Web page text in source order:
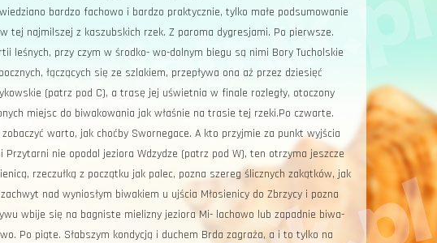
bardzo fa­chowo i bardzo praktycznie, tylko małe podsumowanie
tej najmilszej z ka­szubskich rzek. Z paroma dy­gresjami. Po pierwsze.
leś­nych, przy czym w środko- wo-dolnym biegu są nimi Bo­ry Tucholskie
łączących się ze szla­kiem, przepływa ona aż przez dziesięć
(patrz pod C), a tra­sę jej uświetnia w finale roz­legły, otoczony
miejsc do biwakowania jak właśnie na trasie tej rzeki.Po czwarte.
warto, jak choćby Swornegace. A kto przyjmie za punkt wyjścia
Przytarni nie opodal jeziora Wdzydze (patrz pod W), ten otrzyma jeszcze
rzeczuł­ką z początku jak palec, po­zna szereg ślicznych zakąt­ków, jak
nad wyniosłym bi­wakiem u ujścia Młosienicy do Zbrzycy i pozna
wbije się na bagniste mielizny jeziora Mi- lachowo lub zapadnie biwa­
Po piąte. Słabszym kondy­cją i duchem Brda zagraża, a i to tylko na